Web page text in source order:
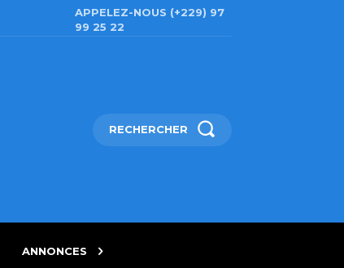
APPELEZ-NOUS (+229) 97
99 25 22
RECHERCHER
ANNONCES